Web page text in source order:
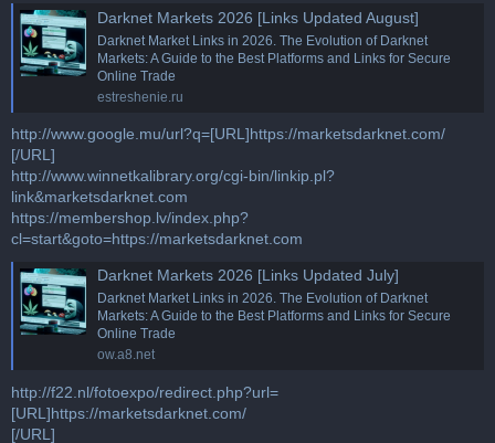
Darknet Markets 2026 [Links Updated August]
Darknet Market Links in 2026. The Evolution of Darknet
Markets: A Guide to the Best Platforms and Links for Secure
Online Trade
estreshenie.ru
http://www.google.mu/url?q=[URL]https://marketsdarknet.com/
[/URL]
http://www.winnetkalibrary.org/cgi-bin/linkip.pl?
link&marketsdarknet.com
https://membershop.lv/index.php?
cl=start&goto=https://marketsdarknet.com
Darknet Markets 2026 [Links Updated July]
Darknet Market Links in 2026. The Evolution of Darknet
Markets: A Guide to the Best Platforms and Links for Secure
Online Trade
ow.a8.net
http://f22.nl/fotoexpo/redirect.php?url=
[URL]https://marketsdarknet.com/
[/URL]